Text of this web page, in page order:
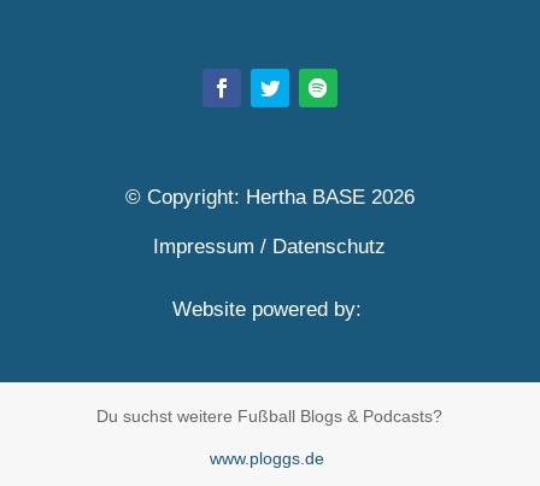
© Copyright: Hertha BASE 2026
Impressum / Datenschutz
Website powered by:
Du suchst weitere Fußball Blogs & Podcasts?
www.ploggs.de